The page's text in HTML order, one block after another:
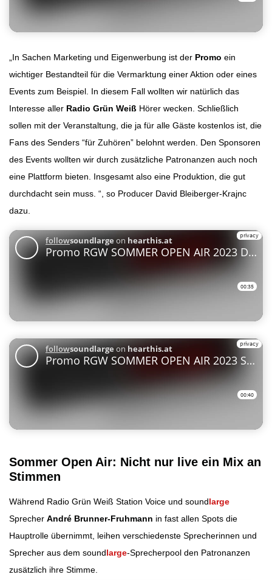
„In Sachen Marketing und Eigenwerbung ist der Promo ein
wichtiger Bestandteil für die Vermarktung einer Aktion oder eines
Events zum Beispiel. In diesem Fall wollten wir natürlich das
Interesse aller Radio Grün Weiß Hörer wecken. Schließlich
sollen mit der Veranstaltung, die ja für alle Gäste kostenlos ist, die
Fans des Senders “für Zuhören” belohnt werden. Den Sponsoren
des Events wollten wir durch zusätzliche Patronanzen auch noch
eine Plattform bieten. Insgesamt also eine Produktion, die gut
durchdacht sein muss. “, so Producer David Bleiberger-Krajnc
dazu.
Sommer Open Air: Nicht nur live ein Mix an
Stimmen
Während Radio Grün Weiß Station Voice und soundlarge
Sprecher André Brunner-Fruhmann in fast allen Spots die
Hauptrolle übernimmt, leihen verschiedenste Sprecherinnen und
Sprecher aus dem soundlarge-Sprecherpool den Patronanzen
zusätzlich ihre Stimme.